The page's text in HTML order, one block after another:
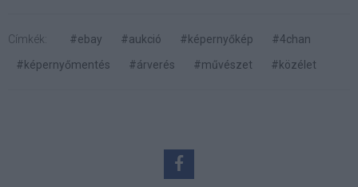
Címkék: #ebay #aukció #képernyőkép
#4chan
#képernyőmentés
#árverés #művészet #közélet